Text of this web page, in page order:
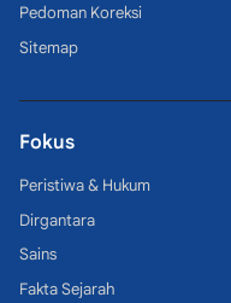
Pedoman Koreksi
Sitemap
Fokus
Peristiwa & Hukum
Dirgantara
Sains
Fakta Sejarah